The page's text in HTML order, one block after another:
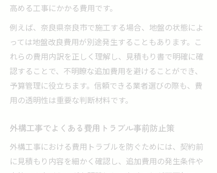
高める工事にかかる費用です。
例えば、奈良県奈良市で施工する場合、地盤の状態によ
っては地盤改良費用が別途発生することもあります。こ
れらの費用内訳を正しく理解し、見積もり書で明確に確
認することで、不明瞭な追加費用を避けることができ、
予算管理に役立ちます。信頼できる業者選びの際も、費
用の透明性は重要な判断材料です。
外構工事でよくある費用トラブル事前防止策
外構工事における費用トラブルを防ぐためには、契約前
に見積もり内容を細かく確認し、追加費用の発生条件や